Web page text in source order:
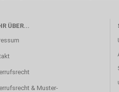
ÜBER...
& Muster-